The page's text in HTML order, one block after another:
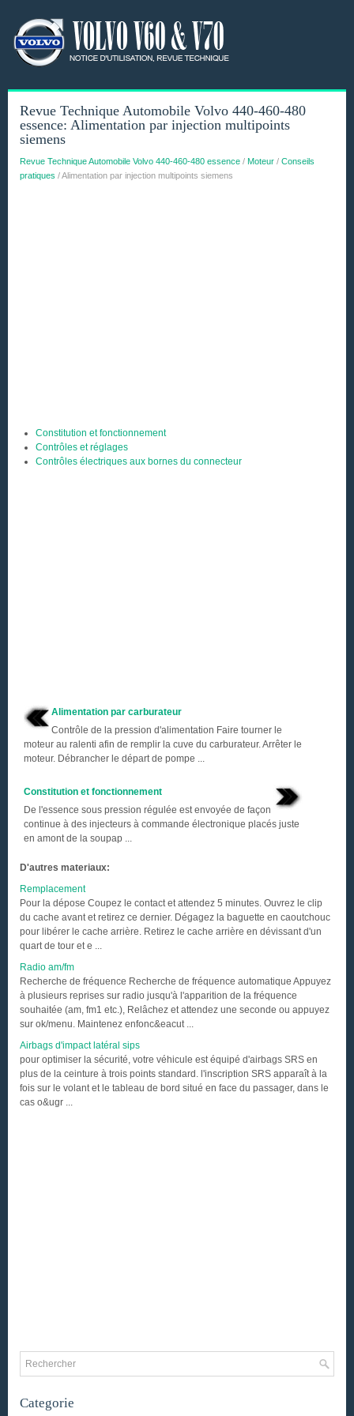
Revue Technique Automobile Volvo 440-460-480
essence: Alimentation par injection multipoints
siemens
Revue Technique Automobile Volvo 440-460-480 essence / Moteur / Conseils
pratiques / Alimentation par injection multipoints siemens
Constitution et fonctionnement
Contrôles et réglages
Contrôles électriques aux bornes du connecteur
Alimentation par carburateur
Contrôle de la pression d'alimentation Faire tourner le
moteur au ralenti afin de remplir la cuve du carburateur. Arrêter le
moteur. Débrancher le départ de pompe ...
Constitution et fonctionnement
De l'essence sous pression régulée est envoyée de façon
continue à des injecteurs à commande électronique placés juste
en amont de la soupap ...
D'autres materiaux:
Remplacement
Pour la dépose Coupez le contact et attendez 5 minutes. Ouvrez le clip
du cache avant et retirez ce dernier. Dégagez la baguette en caoutchouc
pour libérer le cache arrière. Retirez le cache arrière en dévissant d'un
quart de tour et e ...
Radio am/fm
Recherche de fréquence Recherche de fréquence automatique Appuyez
à plusieurs reprises sur radio jusqu'à l'apparition de la fréquence
souhaitée (am, fm1 etc.), Relâchez et attendez une seconde ou appuyez
sur ok/menu. Maintenez enfonc&eacut ...
Airbags d'impact latéral sips
pour optimiser la sécurité, votre véhicule est équipé d'airbags SRS en
plus de la ceinture à trois points standard. l'inscription SRS apparaît à la
fois sur le volant et le tableau de bord situé en face du passager, dans le
cas o&ugr ...
Categorie